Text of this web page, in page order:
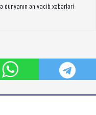
dünyanın ən vacib xəbərləri